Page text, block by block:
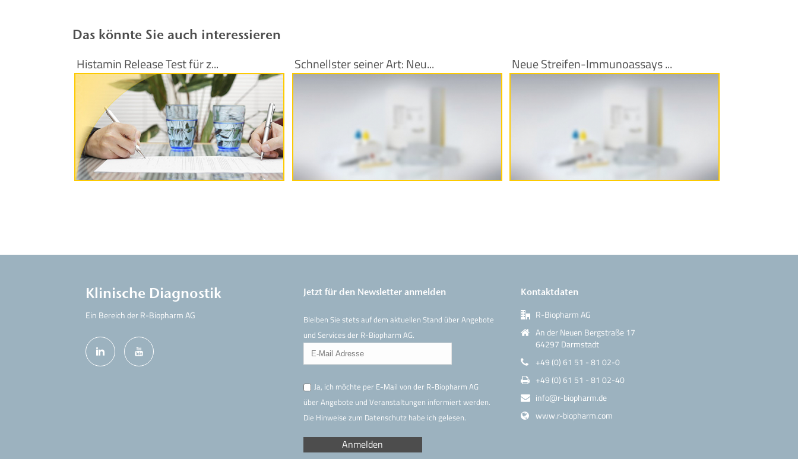
Das könnte Sie auch interessieren
Histamin Release Test für z...
Produktinformationen
Schnellster seiner Art: Neu...
Produktinformationen
Neue Streifen-Immunoassays ...
Produktinformationen
Klinische Diagnostik
Ein Bereich der R-Biopharm AG
Jetzt für den Newsletter anmelden
Bleiben Sie stets auf dem aktuellen Stand über Angebote
und Services der R-Biopharm AG.
Ja, ich möchte per E-Mail von der R-Biopharm AG
über Angebote und Veranstaltungen informiert werden.
Die Hinweise zum Datenschutzhabe ich gelesen.
Kontaktdaten
R-Biopharm AG
An der Neuen Bergstraße 17
64297 Darmstadt
+49 (0) 61 51 - 81 02-0
+49 (0) 61 51 - 81 02-40
info@r-biopharm.de
www.r-biopharm.com